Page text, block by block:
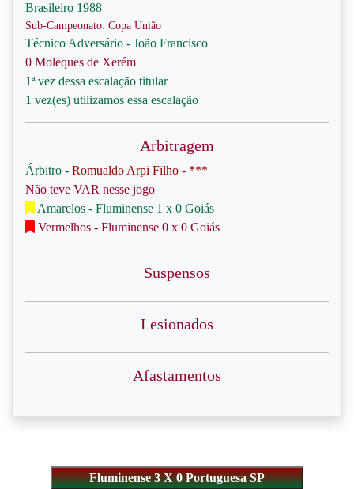
Brasileiro 1988
Sub-Campeonato: Copa União
Técnico Adversário - João Francisco
0 Moleques de Xerém
1ª vez dessa escalação titular
1 vez(es) utilizamos essa escalação
Arbitragem
Árbitro - Romualdo Arpi Filho - ***
Não teve VAR nesse jogo
Amarelos - Fluminense 1 x 0 Goiás
Vermelhos - Fluminense 0 x 0 Goiás
Suspensos
Lesionados
Afastamentos